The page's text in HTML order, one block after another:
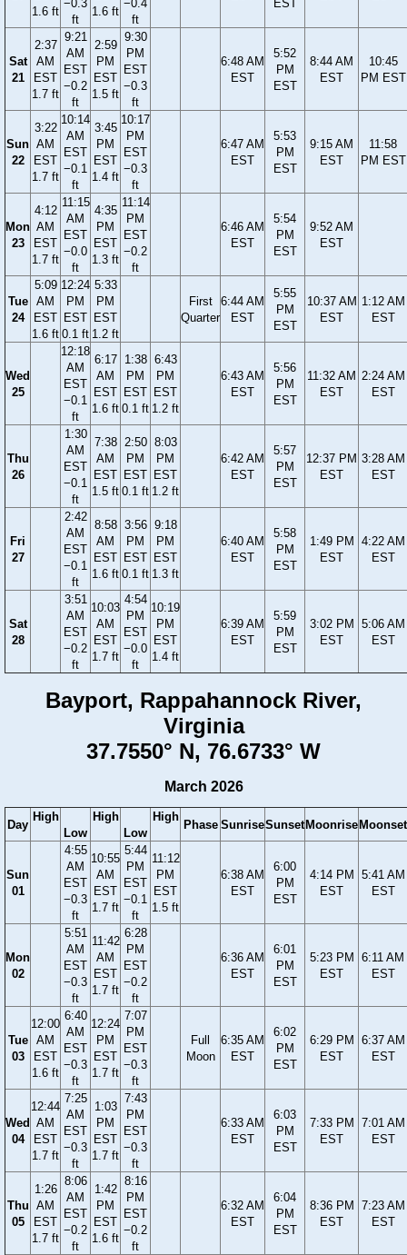
1.6 ft
−0.3
ft
1.6 ft
−0.4
ft
EST
Sat
21
2:37
AM
EST
1.7 ft
9:21
AM
EST
−0.2
ft
2:59
PM
EST
1.5 ft
9:30
PM
EST
−0.3
ft
6:48 AM
EST
5:52
PM
EST
8:44 AM
EST
10:45
PM EST
Sun
22
3:22
AM
EST
1.7 ft
10:14
AM
EST
−0.1
ft
3:45
PM
EST
1.4 ft
10:17
PM
EST
−0.3
ft
6:47 AM
EST
5:53
PM
EST
9:15 AM
EST
11:58
PM EST
Mon
23
4:12
AM
EST
1.7 ft
11:15
AM
EST
−0.0
ft
4:35
PM
EST
1.3 ft
11:14
PM
EST
−0.2
ft
6:46 AM
EST
5:54
PM
EST
9:52 AM
EST
Tue
24
5:09
AM
EST
1.6 ft
12:24
PM
EST
0.1 ft
5:33
PM
EST
1.2 ft
First
Quarter
6:44 AM
EST
5:55
PM
EST
10:37 AM
EST
1:12 AM
EST
Wed
25
12:18
AM
EST
−0.1
ft
6:17
AM
EST
1.6 ft
1:38
PM
EST
0.1 ft
6:43
PM
EST
1.2 ft
6:43 AM
EST
5:56
PM
EST
11:32 AM
EST
2:24 AM
EST
Thu
26
1:30
AM
EST
−0.1
ft
7:38
AM
EST
1.5 ft
2:50
PM
EST
0.1 ft
8:03
PM
EST
1.2 ft
6:42 AM
EST
5:57
PM
EST
12:37 PM
EST
3:28 AM
EST
Fri
27
2:42
AM
EST
−0.1
ft
8:58
AM
EST
1.6 ft
3:56
PM
EST
0.1 ft
9:18
PM
EST
1.3 ft
6:40 AM
EST
5:58
PM
EST
1:49 PM
EST
4:22 AM
EST
Sat
28
3:51
AM
EST
−0.2
ft
10:03
AM
EST
1.7 ft
4:54
PM
EST
−0.0
ft
10:19
PM
EST
1.4 ft
6:39 AM
EST
5:59
PM
EST
3:02 PM
EST
5:06 AM
EST
Bayport, Rappahannock River,
Virginia
37.7550° N, 76.6733° W
March 2026
Day
High
Low
High
Low
High
Phase SunriseSunset Moonrise Moonset
Sun
01
4:55
AM
EST
−0.3
ft
10:55
AM
EST
1.7 ft
5:44
PM
EST
−0.1
ft
11:12
PM
EST
1.5 ft
6:38 AM
EST
6:00
PM
EST
4:14 PM
EST
5:41 AM
EST
Mon
02
5:51
AM
EST
−0.3
ft
11:42
AM
EST
1.7 ft
6:28
PM
EST
−0.2
ft
6:36 AM
EST
6:01
PM
EST
5:23 PM
EST
6:11 AM
EST
Tue
03
12:00
AM
EST
1.6 ft
6:40
AM
EST
−0.3
ft
12:24
PM
EST
1.7 ft
7:07
PM
EST
−0.3
ft
Full
Moon
6:35 AM
EST
6:02
PM
EST
6:29 PM
EST
6:37 AM
EST
Wed
04
12:44
AM
EST
1.7 ft
7:25
AM
EST
−0.3
ft
1:03
PM
EST
1.7 ft
7:43
PM
EST
−0.3
ft
6:33 AM
EST
6:03
PM
EST
7:33 PM
EST
7:01 AM
EST
Thu
05
1:26
AM
EST
1.7 ft
8:06
AM
EST
−0.2
ft
1:42
PM
EST
1.6 ft
8:16
PM
EST
−0.2
ft
6:32 AM
EST
6:04
PM
EST
8:36 PM
EST
7:23 AM
EST